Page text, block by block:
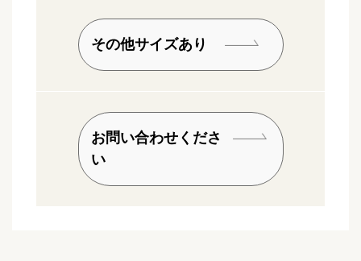
その他サイズあり
お問い合わせくださ
い